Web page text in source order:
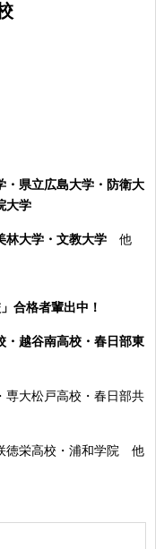
・県立広島大学・防衛大
大学
林大学・文教大学 他
合格者輩出中！
・越谷南高校・春日部東
専大松戸高校 ・春日部共
徳栄高校・浦和学院 他